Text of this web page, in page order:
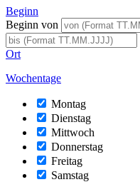
Beginn
Beginn von
Ort
Wochentage
Montag
Dienstag
Mittwoch
Donnerstag
Freitag
Samstag